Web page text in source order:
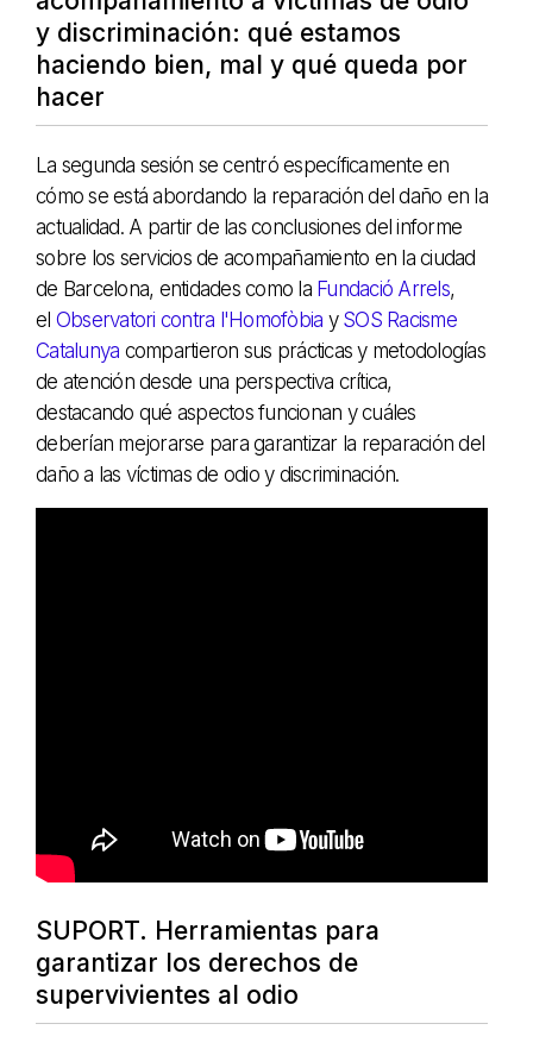
y discriminación: qué estamos
haciendo bien, mal y qué queda por
hacer
La segunda sesión se centró específicamente en
cómo se está abordando la reparación del daño en la
actualidad. A partir de las conclusiones del informe
sobre los servicios de acompañamiento en la ciudad
de Barcelona, entidades como la Fundació Arrels,
el Observatori contra l'Homofòbia y SOS Racisme
Catalunya compartieron sus prácticas y metodologías
de atención desde una perspectiva crítica,
destacando qué aspectos funcionan y cuáles
deberían mejorarse para garantizar la reparación del
daño a las víctimas de odio y discriminación.
SUPORT. Herramientas para
garantizar los derechos de
supervivientes al odio